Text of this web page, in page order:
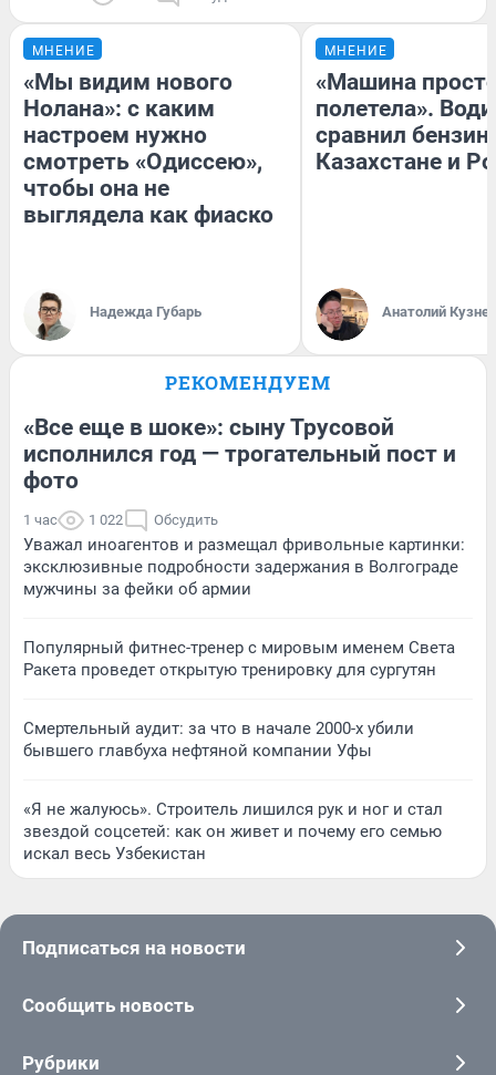
МНЕНИЕ
«Мы видим нового
Нолана»: с каким
настроем нужно
смотреть «Одиссею»,
чтобы она не
выглядела как фиаско
Надежда Губарь
МНЕНИЕ
«Машина
полетела».
сравнил бензин
Казахстане и
Анатолий
РЕКОМЕНДУЕМ
«Все еще в шоке»: сыну Трусовой
исполнился год — трогательный пост и
фото
1 час 1 022 Обсудить
Уважал иноагентов и размещал фривольные картинки:
эксклюзивные подробности задержания в Волгограде
мужчины за фейки об армии
Популярный фитнес-тренер с мировым именем Света
Ракета проведет открытую тренировку для сургутян
Смертельный аудит: за что в начале 2000-х убили
бывшего главбуха нефтяной компании Уфы
«Я не жалуюсь». Строитель лишился рук и ног и стал
звездой соцсетей: как он живет и почему его семью
искал весь Узбекистан
Подписаться на новости
Сообщить новость
Рубрики